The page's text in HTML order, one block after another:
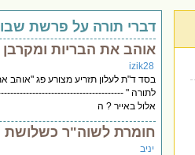
דברי תורה על פרשת
אוהב את הבריות ומקרבן
izik28
בסד ד"ת לעלון תזריע מצורע פג "אוהב
לתורה "
אלול באייר ? ה
חומרת לשוה"ר כשלושת
יניב